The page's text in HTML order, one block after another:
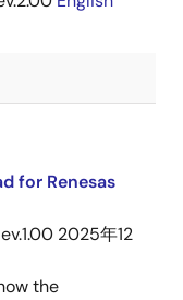
for Renesas
2025年12
the